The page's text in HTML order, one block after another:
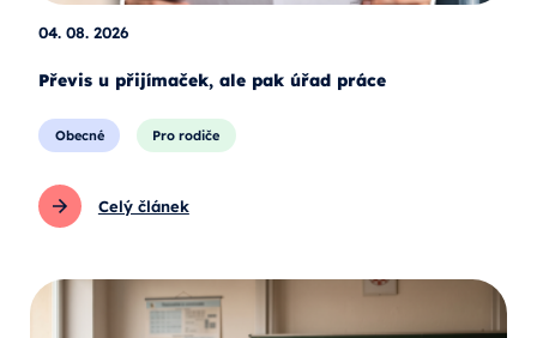
04. 08. 2026
Převis u přijímaček, ale pak úřad práce
Obecné Pro rodiče
Celý článek